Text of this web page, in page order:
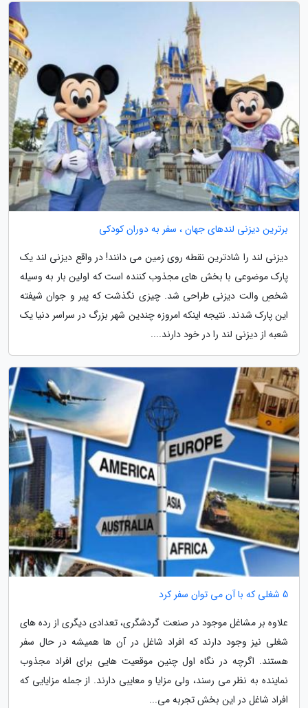
برترین دیزنی لندهای جهان ، سفر به دوران کودکی
دیزنی لند را شادترین نقطه روی زمین می دانند! در واقع دیزنی لند یک
پارک موضوعی با بخش های مجذوب کننده است که اولین بار به وسیله
شخصِ والت دیزنی طراحی شد. چیزی نگذشت که پیر و جوان شیفته
این پارک شدند. نتیجه اینکه امروزه چندین شهر بزرگ در سراسر دنیا یک
شعبه از دیزنی لند را در خود دارند....
5 شغلی که با آن می توان سفر کرد
علاوه بر مشاغل موجود در صنعت گردشگری، تعدادی دیگری از رده های
شغلی نیز وجود دارند که افراد شاغل در آن ها همیشه در حال سفر
هستند. اگرچه در نگاه اول چنین موقعیت هایی برای افراد مجذوب
نماینده به نظر می رسند، ولی مزایا و معایبی دارند. از جمله مزایایی که
افراد شاغل در این بخش تجربه می...